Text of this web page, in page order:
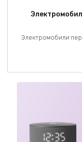
Электромобили